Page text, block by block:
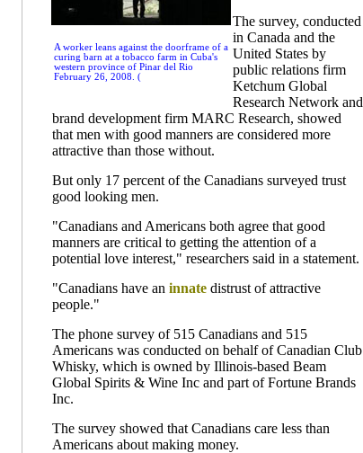
A worker leans against the doorframe of a
curing barn at a tobacco farm in Cuba's
western province of Pinar del Rio
February 26, 2008. (
The survey, conducted
in Canada and the
United States by
public relations firm
Ketchum Global
Research Network and
brand development firm MARC Research, showed
that men with good manners are considered more
attractive than those without.
But only 17 percent of the Canadians surveyed trust
good looking men.
"Canadians and Americans both agree that good
manners are critical to getting the attention of a
potential love interest," researchers said in a statement.
"Canadians have an innatedistrust of attractive
people."
The phone survey of 515 Canadians and 515
Americans was conducted on behalf of Canadian Club
Whisky, which is owned by Illinois-based Beam
Global Spirits & Wine Inc and part of Fortune Brands
Inc.
The survey showed that Canadians care less than
Americans about making money.